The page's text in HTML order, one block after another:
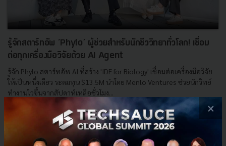
รู้จักสตาร์ทอัพ ‘Phylo’ ผู้ช่วยสำหรับนักชีววิทยาทั่วโลก! เชื่อม
ต่อทุกเครื่องมือวิจัยด้วย AI Agent
รู้จัก Phylo สตาร์ทอัพ AI ที่สร้าง 'IDE for Biology' เชื่อมต่อเครื่องมือวิจัย
ให้เป็นหนึ่งเดียว ระดมทุน $13.5M นำโดย Menlo Ventures ช่วยนักวิทย์
ทำงานไวขึ้นจากสัปดาห์เหลือชั่วโมง...
| ByTechsauce Team
Startup Directory AI BioTech
×